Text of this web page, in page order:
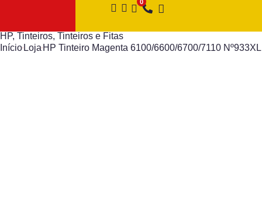
HP, Tinteiros, Tinteiros e Fitas
Início Loja HP Tinteiro Magenta 6100/6600/6700/7110 Nº933XL